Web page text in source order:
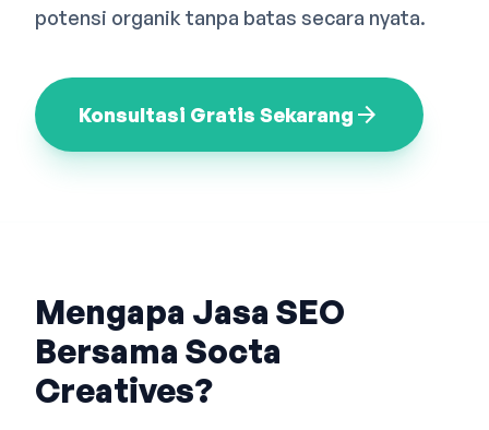
Bahasa Indonesia English 中文
potensi organik tanpa batas secara nyata.
Konsultasi Gratis Sekarang arrow_forward
Mengapa Jasa SEO
Bersama Socta
Creatives?